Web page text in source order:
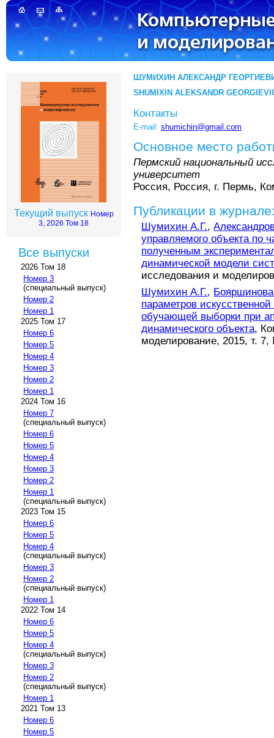
Текущий выпуск Номер
3, 2026 Том 18
Все выпуски
2026 Том 18
Номер 3
(специальный выпуск)
Номер 2
Номер 1
2025 Том 17
Номер 6
Номер 5
Номер 4
Номер 3
Номер 2
Номер 1
2024 Том 16
Номер 7
(специальный выпуск)
Номер 6
Номер 5
Номер 4
Номер 3
Номер 2
Номер 1
(специальный выпуск)
2023 Том 15
Номер 6
Номер 5
Номер 4
(специальный выпуск)
Номер 3
Номер 2
(специальный выпуск)
Номер 1
2022 Том 14
Номер 6
Номер 5
Номер 4
(специальный выпуск)
Номер 3
Номер 2
(специальный выпуск)
Номер 1
2021 Том 13
Номер 6
Номер 5
ШУМИХИН АЛЕКСАНДР
SHUMIXIN ALEKSANDR
Контакты
E-mail: shumichin@gmail.com
Основное место
Пермский национальный
университет
Россия, Россия, г. Пермь,
Публикации в
Шумихин А.Г.,
управляемого объекта по
полученным
динамической модели
исследования и
Шумихин А.Г.,
параметров
обучающей выборки при
динамического объекта,
моделирование, 2015, т.